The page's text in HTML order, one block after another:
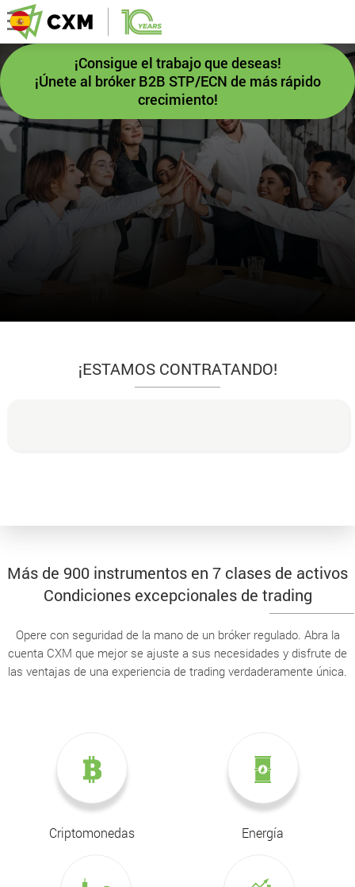
¡Consigue el trabajo que deseas!
¡Únete al bróker B2B STP/ECN de más rápido
crecimiento!
¡ESTAMOS CONTRATANDO!
Más de 900 instrumentos en 7 clases de activos
Condiciones excepcionales de trading
Opere con seguridad de la mano de un bróker regulado. Abra la
cuenta CXM que mejor se ajuste a sus necesidades y disfrute de
las ventajas de una experiencia de trading verdaderamente única.
Criptomonedas Energía